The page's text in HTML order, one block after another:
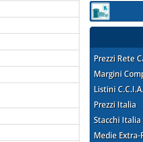
Sezione:
Prezzi Rete
Margini
Listini
Prezzi Italia
Stacchi Italia
Medie Extra-